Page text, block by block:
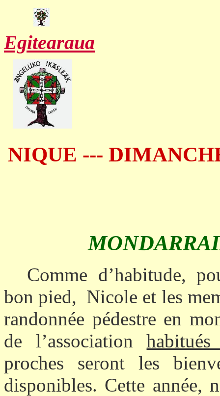
Egitearaua
NIQUE ---
Comme d’habitude,
bon pied, Nicole et les
randonnée pédestre en
de l’association
proches seront les
disponibles. Cette année,